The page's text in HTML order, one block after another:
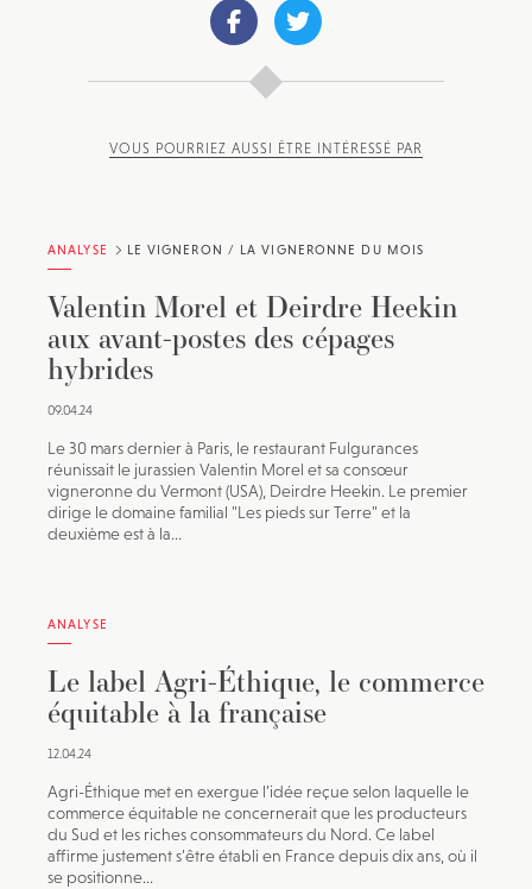
VOUS POURRIEZ AUSSI ÊTRE INTÉRESSÉ PAR
ANALYSE LE VIGNERON / LA VIGNERONNE DU MOIS
Valentin Morel et Deirdre Heekin
aux avant-postes des cépages
hybrides
09.04.24
Le 30 mars dernier à Paris, le restaurant Fulgurances
réunissait le jurassien Valentin Morel et sa consœur
vigneronne du Vermont (USA), Deirdre Heekin. Le premier
dirige le domaine familial "Les pieds sur Terre" et la
deuxième est à la...
ANALYSE
Le label Agri-Éthique, le commerce
équitable à la française
12.04.24
Agri-Éthique met en exergue l’idée reçue selon laquelle le
commerce équitable ne concernerait que les producteurs
du Sud et les riches consommateurs du Nord. Ce label
affirme justement s’être établi en France depuis dix ans, où il
se positionne...